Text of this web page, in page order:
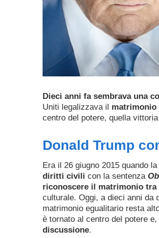
Dieci anni fa sembrava una
Uniti legalizzava il
centro del potere, quella
Donald Trump
Era il 26 giugno 2015 quando
diritti civili con la sentenza
riconoscere il matrimonio tra
culturale. Oggi, a dieci anni da
matrimonio egualitario resta
è tornato al centro del potere
discussione.